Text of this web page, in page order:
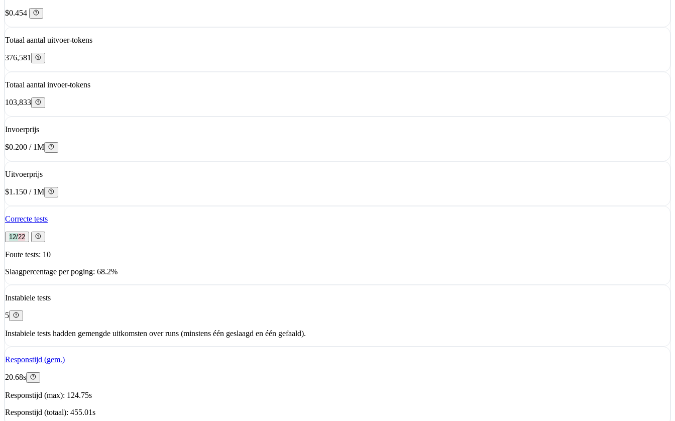
$0.454
Totaal aantal uitvoer-tokens
376,581
Totaal aantal invoer-tokens
103,833
Invoerprijs
$0.200 / 1M
Uitvoerprijs
$1.150 / 1M
Correcte tests
12/22
Foute tests: 10
Slaagpercentage per poging: 68.2%
Instabiele tests
5
Instabiele tests hadden gemengde uitkomsten over runs (minstens één geslaagd en één gefaald).
Responstijd (gem.)
20.68s
Responstijd (max): 124.75s
Responstijd (totaal): 455.01s